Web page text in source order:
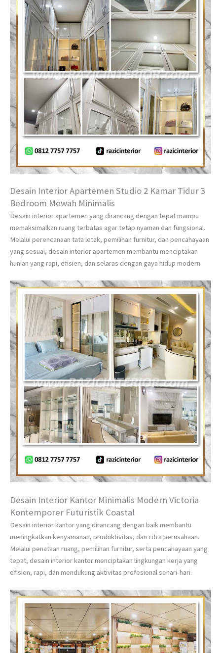
Desain Interior Apartemen Studio 2 Kamar Tidur 3
Bedroom Mewah Minimalis
Desain interior apartemen yang dirancang dengan tepat mampu
memaksimalkan ruang terbatas agar tetap nyaman dan fungsional.
Melalui perencanaan tata letak, pemilihan furnitur, dan pencahayaan
yang sesuai, desain interior apartemen membantu menciptakan
hunian yang rapi, efisien, dan selaras dengan gaya hidup modern.
Desain Interior Kantor Minimalis Modern Victoria
Kontemporer Futuristik Coastal
Desain interior kantor yang dirancang dengan baik membantu
meningkatkan kenyamanan, produktivitas, dan citra perusahaan.
Melalui penataan ruang, pemilihan furnitur, serta pencahayaan yang
tepat, desain interior kantor menciptakan lingkungan kerja yang
efisien, rapi, dan mendukung aktivitas profesional sehari-hari.